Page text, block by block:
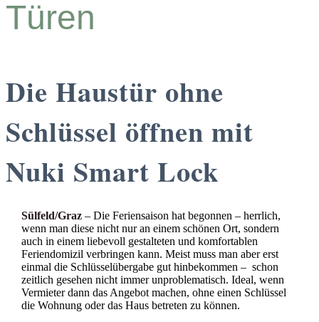
Türen
Die Haustür ohne
Schlüssel öffnen mit
Nuki Smart Lock
Sülfeld/Graz– Die Feriensaison hat begonnen – herrlich,
wenn man diese nicht nur an einem schönen Ort, sondern
auch in einem liebevoll gestalteten und komfortablen
Feriendomizil verbringen kann. Meist muss man aber erst
einmal die Schlüsselübergabe gut hinbekommen – schon
zeitlich gesehen nicht immer unproblematisch. Ideal, wenn
Vermieter dann das Angebot machen, ohne einen Schlüssel
die Wohnung oder das Haus betreten zu können.